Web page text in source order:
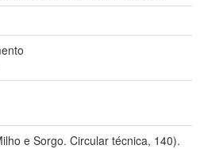
e Sorgo. Circular técnica, 140).